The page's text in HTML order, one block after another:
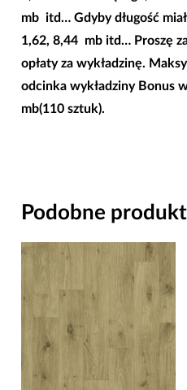
mb itd… Gdyby długość
1,62, 8,44 mb itd… Proszę
opłaty za wykładzinę.
odcinka wykładziny Bonus
mb(110 sztuk).
Podobne